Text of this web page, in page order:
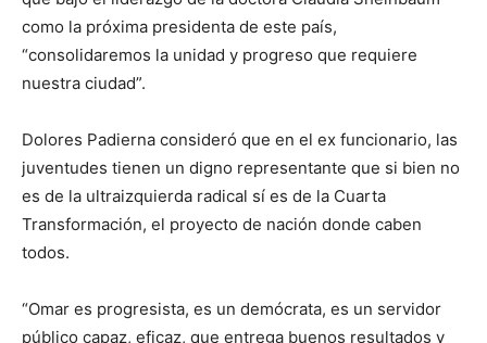
como la próxima presidenta de este país,
“consolidaremos la unidad y progreso que requiere
nuestra ciudad”.
Dolores Padierna consideró que en el ex funcionario, las
juventudes tienen un digno representante que si bien no
es de la ultraizquierda radical sí es de la Cuarta
Transformación, el proyecto de nación donde caben
todos.
“Omar es progresista, es un demócrata, es un servidor
público capaz, eficaz, que entrega buenos resultados y